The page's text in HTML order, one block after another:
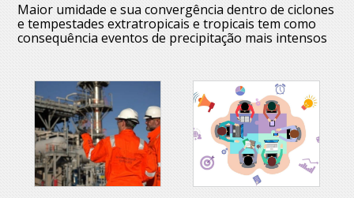
Maior umidade e sua convergência dentro de ciclones
e tempestades extratropicais e tropicais tem como
consequência eventos de precipitação mais intensos